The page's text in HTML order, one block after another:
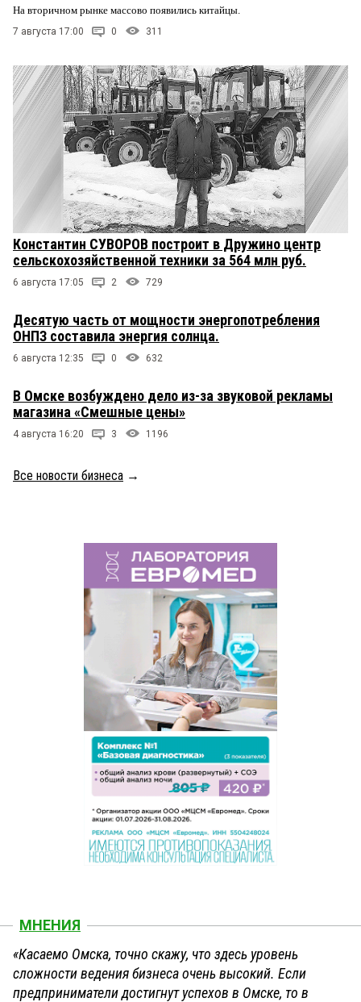
На вторичном рынке массово появились китайцы.
7 августа 17:00 0 311
Константин СУВОРОВ построит в Дружино центр
сельскохозяйственной техники за 564 млн руб.
6 августа 17:05 2 729
Десятую часть от мощности энергопотребления
ОНПЗ составила энергия солнца.
6 августа 12:35 0 632
В Омске возбуждено дело из-за звуковой рекламы
магазина «Смешные цены»
4 августа 16:20 3 1196
Все новости бизнеса →
МНЕНИЯ
«Касаемо Омска, точно скажу, что здесь уровень
сложности ведения бизнеса очень высокий. Если
предприниматели достигнут успехов в Омске, то в